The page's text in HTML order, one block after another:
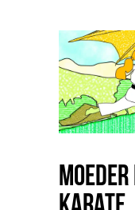
Karate